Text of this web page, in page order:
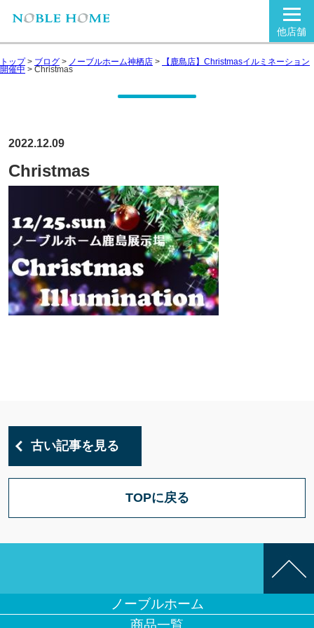
他店舗
トップ> ブログ > ノーブルホーム神栖店 > 【鹿島店】Christmasイルミネーション
開催中 > Christmas
2022.12.09
Christmas
古い記事を見る
TOPに戻る
ノーブルホーム
商品一覧